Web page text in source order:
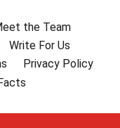
the Team
Write For Us
Privacy Policy